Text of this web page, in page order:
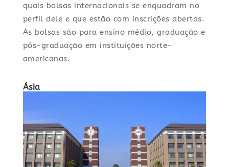
quais bolsas internacionais se enquadram no
perfil dele e que estão com inscrições abertas.
As bolsas são para ensino médio, graduação e
pós-graduação em instituições norte-
americanas.
Ásia